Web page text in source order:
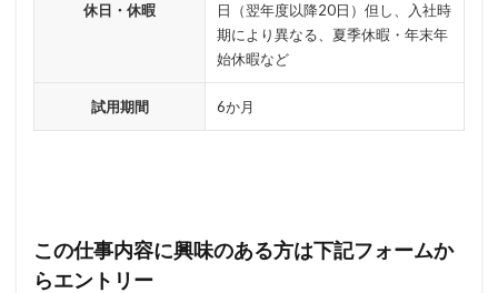
検索
休日・休暇
日（翌年度以降20日）但し、入社時
期により異なる、夏季休暇・年末年
始休暇など
試用期間 6か月
この仕事内容に興味のある方は下記フォームか
らエントリー